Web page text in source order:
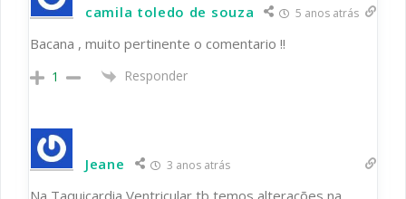
camila toledo de souza 5 anos atrás
Bacana , muito pertinente o comentario !!
1 Responder
Jeane 3 anos atrás